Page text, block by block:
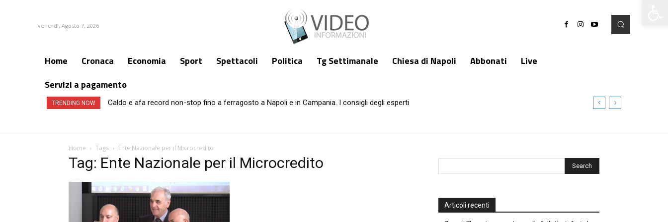
venerdì, Agosto 7, 2026
Home Cronaca Economia Sport Spettacoli Politica Tg Settimanale Chiesa di Napoli Abbonati
Live
Servizi a pagamento
TRENDING NOW Caldo e afa record non-stop fino a ferragosto a Napoli e in Campania. I consigli degli esperti
Home Tags Ente Nazionale per il Microcredito
Tag: Ente Nazionale per il Microcredito
Articoli recenti